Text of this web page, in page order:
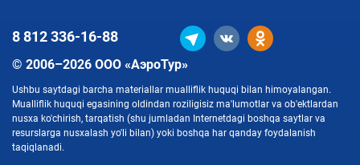
© 2006–2026 ООО «АэроТур»
Ushbu saytdagi barcha materiallar mualliflik huquqi bilan himoyalangan.
Mualliflik huquqi egasining oldindan roziligisiz ma'lumotlar va ob'ektlardan
nusxa ko'chirish, tarqatish (shu jumladan Internetdagi boshqa saytlar va
resurslarga nusxalash yo'li bilan) yoki boshqa har qanday foydalanish
taqiqlanadi.
8 812336-16-88